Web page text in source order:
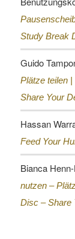
Study Break
Guido
Plätze teilen |
Share Your
Hassan
Feed Your
Bianca
nutzen –
Disc – Share